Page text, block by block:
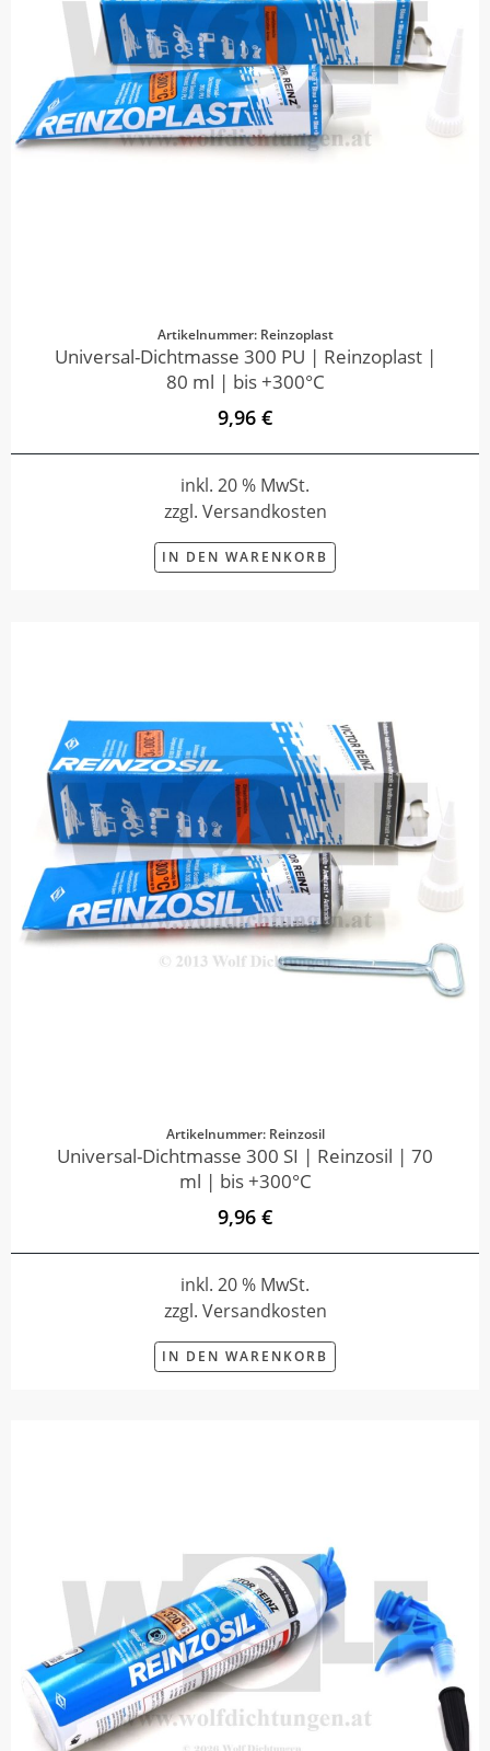
Artikelnummer: Reinzoplast
Universal-Dichtmasse 300 PU | Reinzoplast |
80 ml | bis +300°C
9,96 €
inkl. 20 % MwSt.
zzgl. Versandkosten
IN DEN WARENKORB
Artikelnummer: Reinzosil
Universal-Dichtmasse 300 SI | Reinzosil | 70
ml | bis +300°C
9,96 €
inkl. 20 % MwSt.
zzgl. Versandkosten
IN DEN WARENKORB